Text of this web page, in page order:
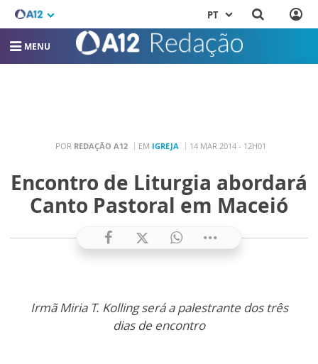
PT
MENU
POR REDAÇÃO A12 EM IGREJA 14 MAR 2014 - 12H01
Encontro de Liturgia abordará
Canto Pastoral em Maceió
Irmã Miria T. Kolling será a palestrante dos três
dias de encontro